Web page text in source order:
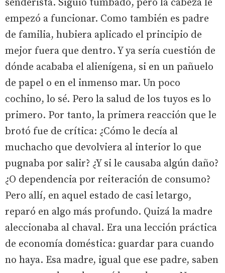
senderista. Siguió tumbado, pero la cabeza le
empezó a funcionar. Como también es padre
de familia, hubiera aplicado el principio de
mejor fuera que dentro. Y ya sería cuestión de
dónde acababa el alienígena, si en un pañuelo
de papel o en el inmenso mar. Un poco
cochino, lo sé. Pero la salud de los tuyos es lo
primero. Por tanto, la primera reacción que le
brotó fue de crítica: ¿Cómo le decía al
muchacho que devolviera al interior lo que
pugnaba por salir? ¿Y si le causaba algún daño?
¿O dependencia por reiteración de consumo?
Pero allí, en aquel estado de casi letargo,
reparó en algo más profundo. Quizá la madre
aleccionaba al chaval. Era una lección práctica
de economía doméstica: guardar para cuando
no haya. Esa madre, igual que ese padre, saben